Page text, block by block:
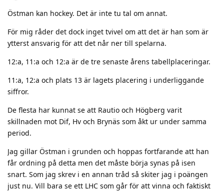
Östman kan hockey. Det är inte tu tal om annat.
För mig råder det dock inget tvivel om att det är han som är
ytterst ansvarig för att det når ner till spelarna.
12:a, 11:a och 12:a är de tre senaste årens tabellplaceringar.
11:a, 12:a och plats 13 är lagets placering i underliggande
siffror.
De flesta har kunnat se att Rautio och Högberg varit
skillnaden mot Dif, Hv och Brynäs som åkt ur under samma
period.
Jag gillar Östman i grunden och hoppas fortfarande att han
får ordning på detta men det måste börja synas på isen
snart. Som jag skrev i en annan tråd så skiter jag i poängen
just nu. Vill bara se ett LHC som går för att vinna och faktiskt